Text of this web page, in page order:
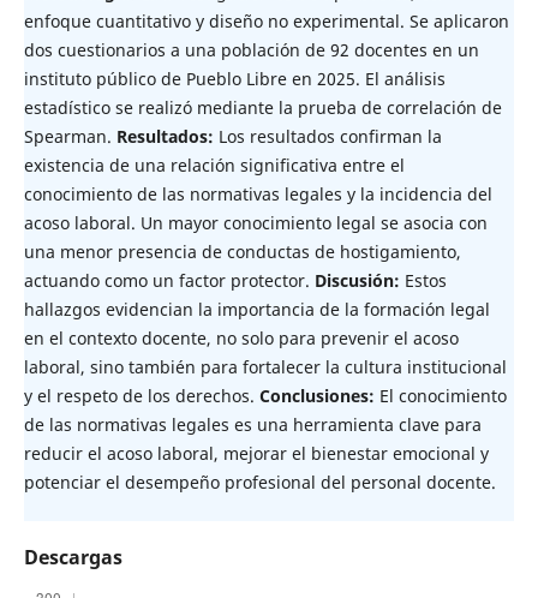
enfoque cuantitativo y diseño no experimental. Se aplicaron
dos cuestionarios a una población de 92 docentes en un
instituto público de Pueblo Libre en 2025. El análisis
estadístico se realizó mediante la prueba de correlación de
Spearman. Resultados: Los resultados confirman la
existencia de una relación significativa entre el
conocimiento de las normativas legales y la incidencia del
acoso laboral. Un mayor conocimiento legal se asocia con
una menor presencia de conductas de hostigamiento,
actuando como un factor protector. Discusión: Estos
hallazgos evidencian la importancia de la formación legal
en el contexto docente, no solo para prevenir el acoso
laboral, sino también para fortalecer la cultura institucional
y el respeto de los derechos. Conclusiones: El conocimiento
de las normativas legales es una herramienta clave para
reducir el acoso laboral, mejorar el bienestar emocional y
potenciar el desempeño profesional del personal docente.
Descargas